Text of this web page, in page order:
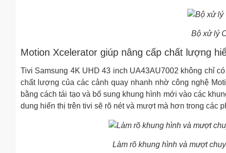
Bộ xử lý
Motion Xcelerator giúp nâng cấp chất lượng
Tivi Samsung 4K UHD 43 inch UA43AU7002 không chỉ
chất lượng của các cảnh quay nhanh nhờ công nghệ
bằng cách tái tạo và bổ sung khung hình mới vào các
dung hiển thị trên tivi sẽ rõ nét và mượt mà hơn trong các
Làm rõ khung hình và mượt